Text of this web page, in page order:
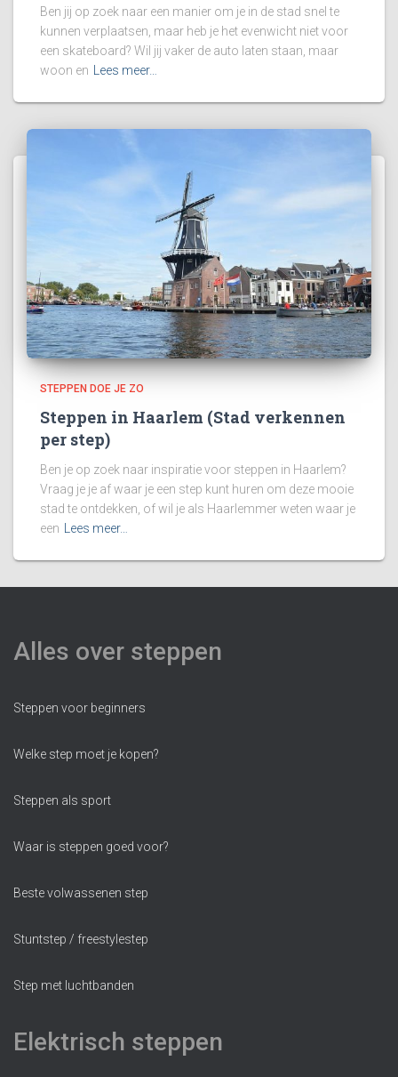
Ben jij op zoek naar een manier om je in de stad snel te
kunnen verplaatsen, maar heb je het evenwicht niet voor
een skateboard? Wil jij vaker de auto laten staan, maar
woon en
Lees meer…
STEPPEN DOE JE ZO
Steppen in Haarlem (Stad verkennen
per step)
Ben je op zoek naar inspiratie voor steppen in Haarlem?
Vraag je je af waar je een step kunt huren om deze mooie
stad te ontdekken, of wil je als Haarlemmer weten waar je
een
Lees meer…
Alles over steppen
Steppen voor beginners
Welke step moet je kopen?
Steppen als sport
Waar is steppen goed voor?
Beste volwassenen step
Stuntstep / freestylestep
Step met luchtbanden
Elektrisch steppen